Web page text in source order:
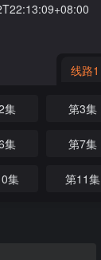
线路1
集 第3集
集 第7集
集 第11集